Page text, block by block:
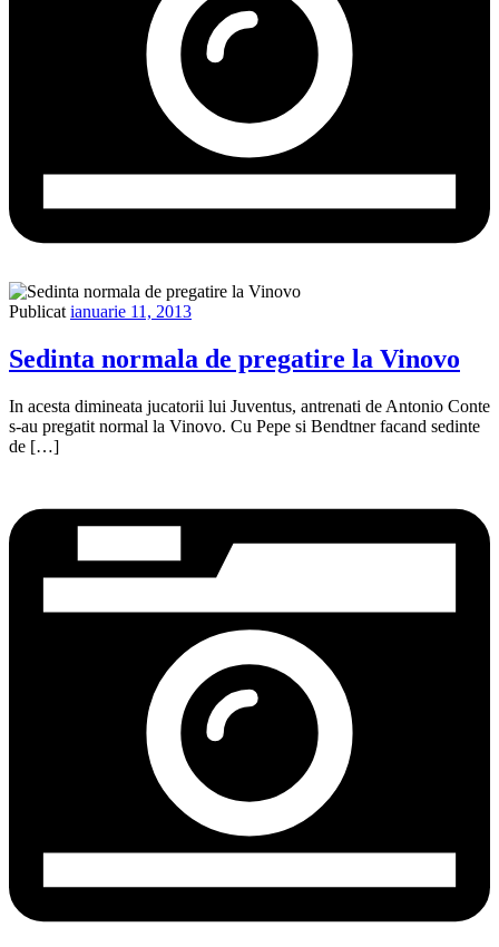
Publicat ianuarie 11, 2013
Sedinta normala de pregatire la Vinovo
In acesta dimineata jucatorii lui Juventus, antrenati de Antonio Conte
s-au pregatit normal la Vinovo. Cu Pepe si Bendtner facand sedinte
de […]